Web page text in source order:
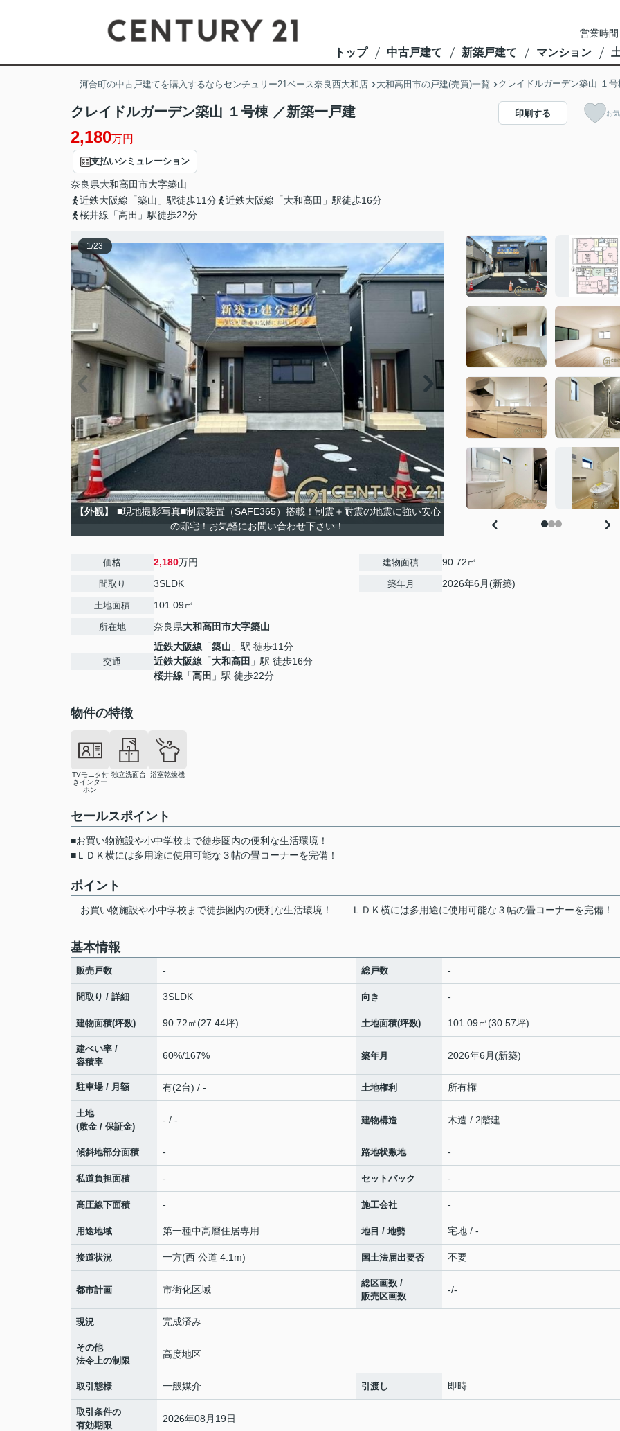
営業時
トップ 中古戸建て 新築戸建て マンション
｜河合町の中古戸建てを購入するならセンチュリー21ベース奈良西大和店 大和高田市の戸建(売買)一覧 クレイドルガーデン築山 １
クレイドルガーデン築山 １号棟 ／新築一戸建
2,180万円
支払いシミュレーション
奈良県大和高田市大字築山
近鉄大阪線「築山」駅徒歩11分
近鉄大阪線「大和高田」駅徒歩16分
桜井線「高田」駅徒歩22分
印刷する お
1/23
【外観】
■現地撮影写真■制震装置（SAFE365）搭載！制震＋耐震の地震に強い安心
の邸宅！お気軽にお問い合わせ下さい！
価格 2,180万円
間取り 3SLDK
土地面積 101.09㎡
所在地 奈良県大和高田市大字築山
交通
近鉄大阪線 「築山 」駅 徒歩11分
近鉄大阪線 「大和高田 」駅 徒歩16分
桜井線 「高田 」駅 徒歩22分
建物面積 90.72㎡
築年月 2026年6月(新築)
物件の特徴
TVモニタ付
きインター
ホン
独立洗面台 浴室乾燥機
セールスポイント
■お買い物施設や小中学校まで徒歩圏内の便利な生活環境！
■ＬＤＫ横には多用途に使用可能な３帖の畳コーナーを完備！
ポイント
お買い物施設や小中学校まで徒歩圏内の便利な生活環境！ ＬＤＫ横には多用途に使用可能な３帖の畳コーナーを完備！
基本情報
販売戸数 - 総戸数 -
間取り / 詳細 3SLDK 向き -
建物面積(坪数) 90.72㎡(27.44坪) 土地面積(坪数) 101.09㎡(30.57坪)
建ぺい率 /
容積率
60%/167% 築年月 2026年6月(新築)
駐車場 / 月額 有(2台) / - 土地権利 所有権
土地
(敷金 / 保証金)
- / - 建物構造 木造 / 2階建
傾斜地部分面積 - 路地状敷地 -
私道負担面積 - セットバック -
高圧線下面積 - 施工会社 -
用途地域 第一種中高層住居専用 地目 / 地勢 宅地 / -
接道状況 一方(西 公道 4.1m) 国土法届出要否 不要
都市計画 市街化区域
総区画数 /
販売区画数
-/-
現況 完成済み
その他
法令上の制限
高度地区
取引態様 一般媒介 引渡し 即時
取引条件の
有効期限
2026年08月19日